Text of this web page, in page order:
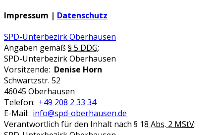
Impressum | Datenschutz
SPD-Unterbezirk Oberhausen
Angaben gemäß § 5 DDG:
SPD-Unterbezirk Oberhausen
Vorsitzende: Denise Horn
Schwartzstr. 52
46045 Oberhausen
Telefon: +49 208 2 33 34
E-Mail: info@spd-oberhausen.de
Verantwortlich für den Inhalt nach § 18 Abs. 2 MStV: